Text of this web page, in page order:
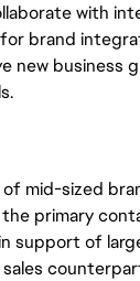
with
brand
new business
mid-sized
the primary
support of